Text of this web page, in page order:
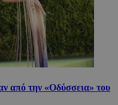
από την «Οδύσσεια» του